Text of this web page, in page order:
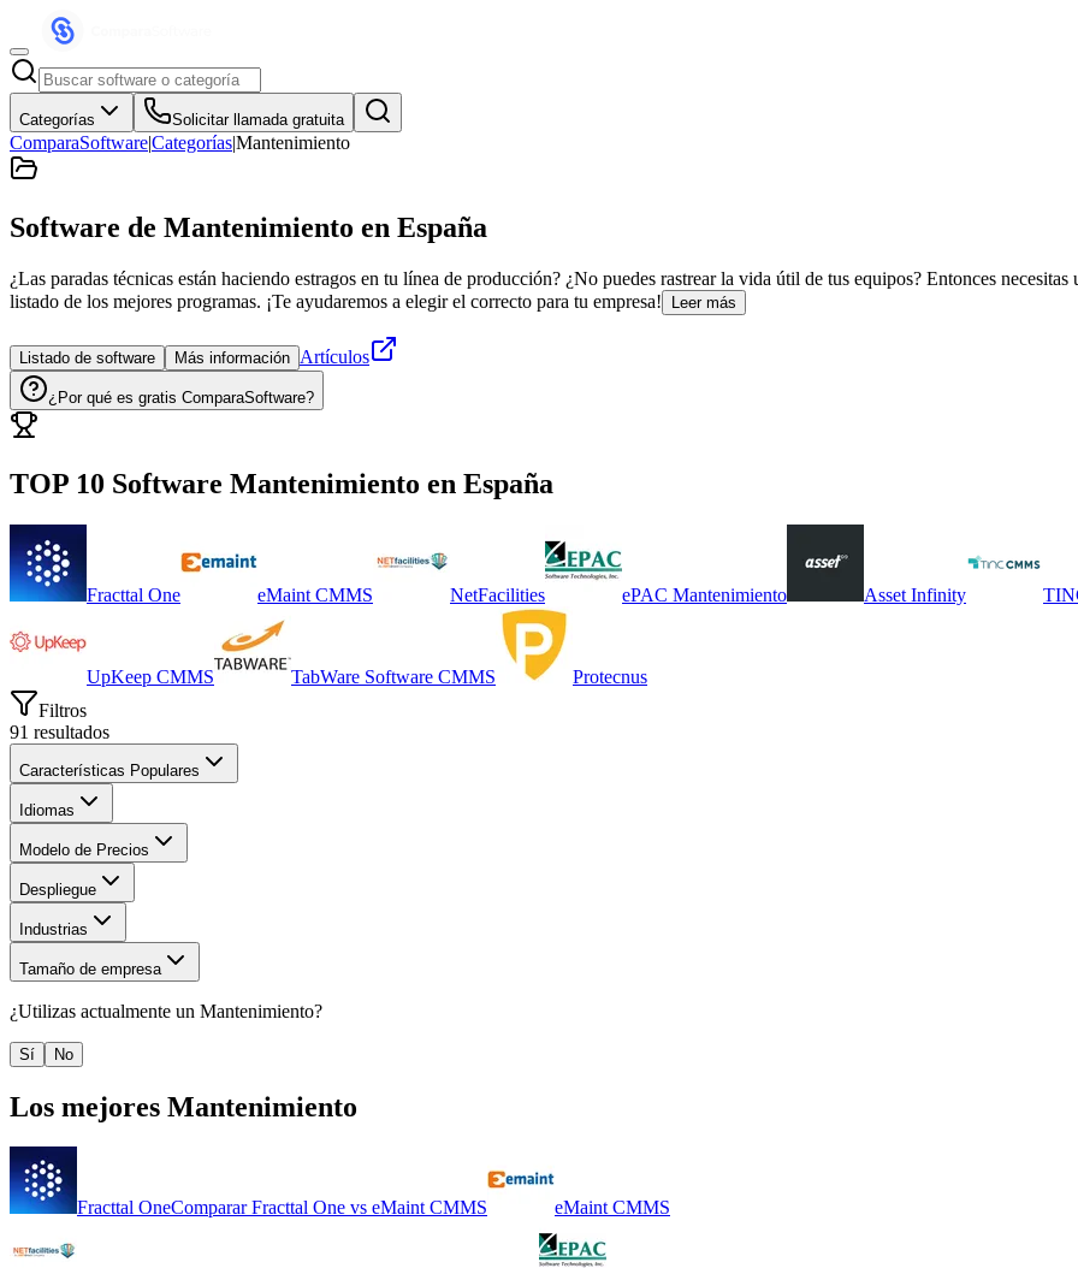
Categorías Solicitar llamada gratuita
ComparaSoftware|Categorías|Mantenimiento
Software de Mantenimiento en España
¿Las paradas técnicas están haciendo estragos en tu línea de producción? ¿No puedes rastrear la vida útil de tus equipos? Entonces
listado de los mejores programas. ¡Te ayudaremos a elegir el correcto para tu empresa!
Leer más
Listado de software Más información Artículos
¿Por qué es gratis ComparaSoftware?
TOP 10 Software Mantenimiento en España
Fracttal One eMaint CMMS NetFacilities ePAC Mantenimiento Asset Infinity
UpKeep CMMS TabWare Software CMMS
Protecnus
Filtros
91 resultados
Características Populares
Idiomas
Modelo de Precios
Despliegue
Industrias
Tamaño de empresa
¿Utilizas actualmente un Mantenimiento?
Sí No
Los mejores Mantenimiento
Fracttal OneComparar Fracttal One vs eMaint CMMS eMaint CMMS